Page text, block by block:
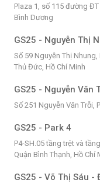
Plaza 1, số 115 đường ĐT
Bình Dương
GS25 - Nguyễn Thị
Số 59 Nguyễn Thị Nhung,
Thủ Đức, Hồ Chí Minh
GS25 - Nguyễn Văn
Số 251 Nguyễn Văn Trỗi,
GS25 - Park 4
P4-SH.05 tầng trệt và
Quận Bình Thạnh, Hồ Chí
GS25 - Võ Thị Sáu -